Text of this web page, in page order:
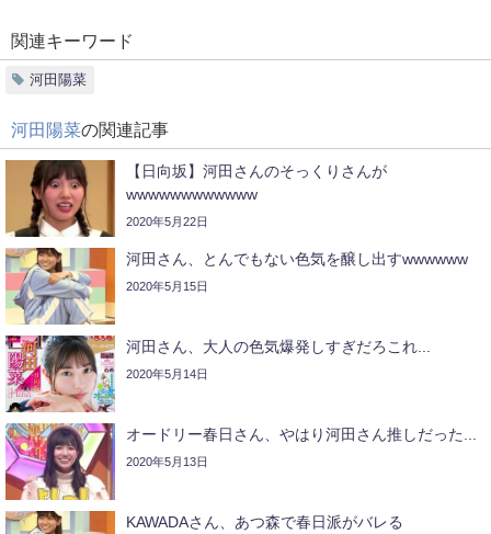
関連キーワード
河田陽菜
河田陽菜の関連記事
【日向坂】河田さんのそっくりさんが
wwwwwwwwwwww
2020年5月22日
河田さん、とんでもない色気を醸し出すwwwwww
2020年5月15日
河田さん、大人の色気爆発しすぎだろこれ...
2020年5月14日
オードリー春日さん、やはり河田さん推しだった...
2020年5月13日
KAWADAさん、あつ森で春日派がバレる